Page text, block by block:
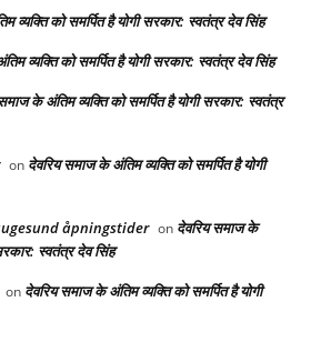
व्यक्ति को समर्पित है योगी सरकार: स्वतंत्र देव सिंह
व्यक्ति को समर्पित है योगी सरकार: स्वतंत्र देव सिंह
के अंतिम व्यक्ति को समर्पित है योगी सरकार: स्वतंत्र
on देवरिय समाज के अंतिम व्यक्ति को समर्पित है योगी
åpningstider on देवरिय समाज के
स्वतंत्र देव सिंह
on देवरिय समाज के अंतिम व्यक्ति को समर्पित है योगी